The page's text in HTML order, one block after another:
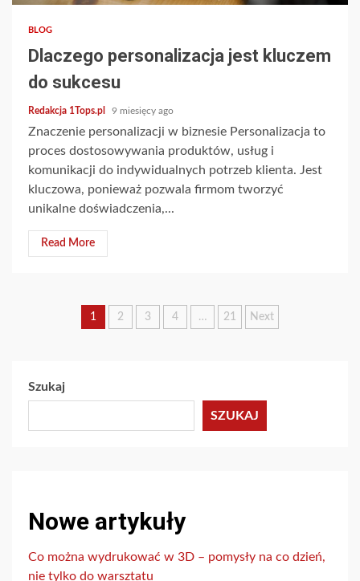
BLOG
Dlaczego personalizacja jest kluczem
do sukcesu
Redakcja 1Tops.pl 9 miesięcy ago
Znaczenie personalizacji w biznesie Personalizacja to
proces dostosowywania produktów, usług i
komunikacji do indywidualnych potrzeb klienta. Jest
kluczowa, ponieważ pozwala firmom tworzyć
unikalne doświadczenia,...
Read More
Stronicowanie
1 2 3 4 … 21 Next
Szukaj
SZUKAJ
Nowe artykuły
Co można wydrukować w 3D – pomysły na co dzień,
nie tylko do warsztatu